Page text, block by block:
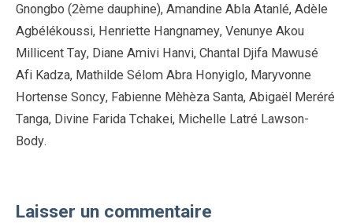
Gnongbo (2ème dauphine), Amandine Abla Atanlé, Adèle
Agbélékoussi, Henriette Hangnamey, Venunye Akou
Millicent Tay, Diane Amivi Hanvi, Chantal Djifa Mawusé
Afi Kadza, Mathilde Sélom Abra Honyiglo, Maryvonne
Hortense Soncy, Fabienne Mèhèza Santa, Abigaël Meréré
Tanga, Divine Farida Tchakei, Michelle Latré Lawson-
Body.
Laisser un commentaire